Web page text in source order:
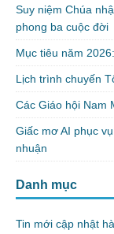
Suy niệm Chúa
phong ba cuộc đời
Mục tiêu năm
Lịch trình chuyến
Các Giáo hội Nam
Giấc mơ AI phục
nhuận
Danh mục
Tin mới cập nhật